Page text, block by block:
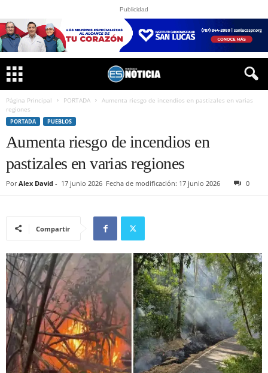
Publicidad
Página Principal PORTADA
Aumenta riesgo de incendios en pastizales en varias
regiones
PORTADA PUEBLOS
Aumenta riesgo de incendios en
pastizales en varias regiones
Por Alex David - 17 junio 2026 Fecha de modificación: 17 junio 2026 0
Compartir